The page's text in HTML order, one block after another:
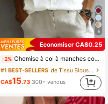
5
Économiser CA$0.25
-2% Chemise à col à manches courtes à la mode pour femmes, top sans manches décontracté et polyvalent pour le trajet, couleur unie avec boutons devant blanc d'été, style Office Siren, du travail au week-end
#1 BEST-SELLERS
de Tissu Blouses de bureau souples
CA$15.73 300+ vendus